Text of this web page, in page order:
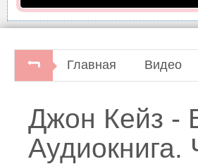
Главная Видео
Джон Кейз -
Аудиокнига.